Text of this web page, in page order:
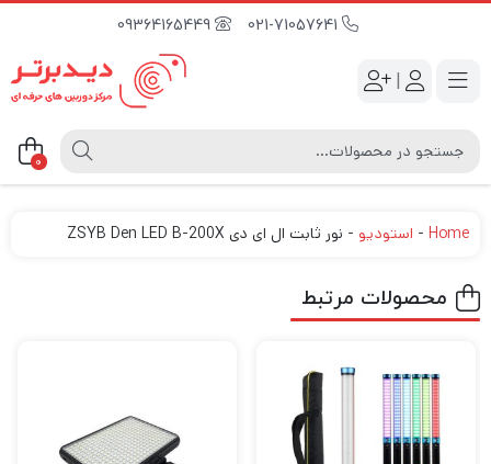
09364165449
|
0
Home
- استودیو - نور ثابت ال ای دی ZSYB Den LED B-200X
محصولات مرتبط